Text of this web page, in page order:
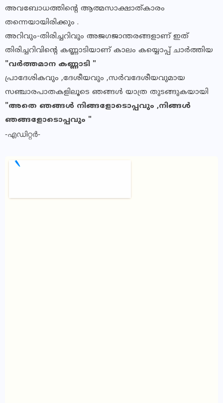
അവബോധത്തിന്റെ ആത്മസാക്ഷാത്കാരം
തന്നെയായിരിക്കും .
അറിവും-തിരിച്ചറിവും അജഗജാന്തരങ്ങളാണ് ഇത്
തിരിച്ചറിവിന്റെ കണ്ണാടിയാണ് കാലം കയ്യൊപ്പ് ചാർത്തിയ
"വർത്തമാന കണ്ണാടി "
പ്രാദേശികവും ,ദേശീയവും ,സർവദേശീയവുമായ
സഞ്ചാരപാതകളിലൂടെ ഞങ്ങൾ യാത്ര തുടങ്ങുകയായി
"അതെ ഞങ്ങൾ നിങ്ങളോടൊപ്പവും ,നിങ്ങൾ
ഞങ്ങളോടൊപ്പവും "
-എഡിറ്റർ-